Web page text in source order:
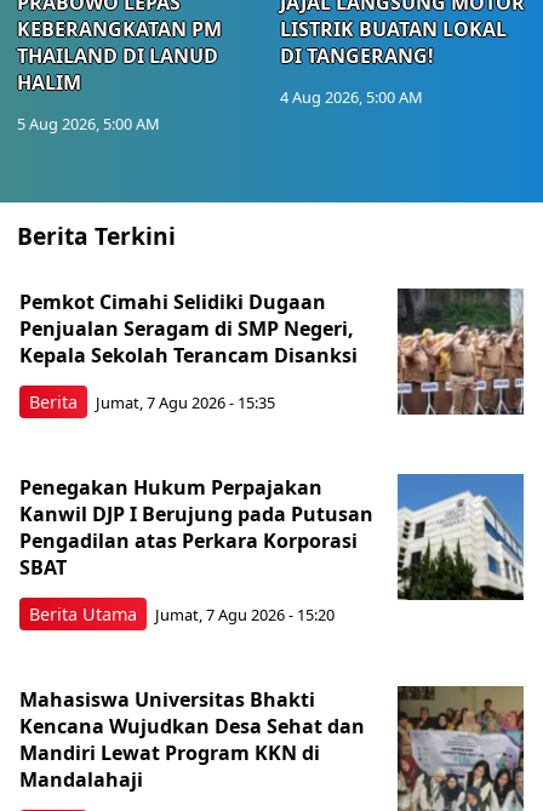
KEBERANGKATAN PM
THAILAND DI LANUD
HALIM
5 Aug 2026, 5:00 AM
LISTRIK BUATAN LOKAL
DI TANGERANG!
4 Aug 2026, 5:00 AM
Berita Terkini
Berita
Pemkot Cimahi Selidiki Dugaan
Penjualan Seragam di SMP Negeri,
Kepala Sekolah Terancam Disanksi
Jumat, 7 Agu 2026 - 15:35
Berita Utama
Penegakan Hukum Perpajakan
Kanwil DJP I Berujung pada Putusan
Pengadilan atas Perkara Korporasi
SBAT
Jumat, 7 Agu 2026 - 15:20
Mahasiswa Universitas Bhakti
Kencana Wujudkan Desa Sehat dan
Mandiri Lewat Program KKN di
Mandalahaji